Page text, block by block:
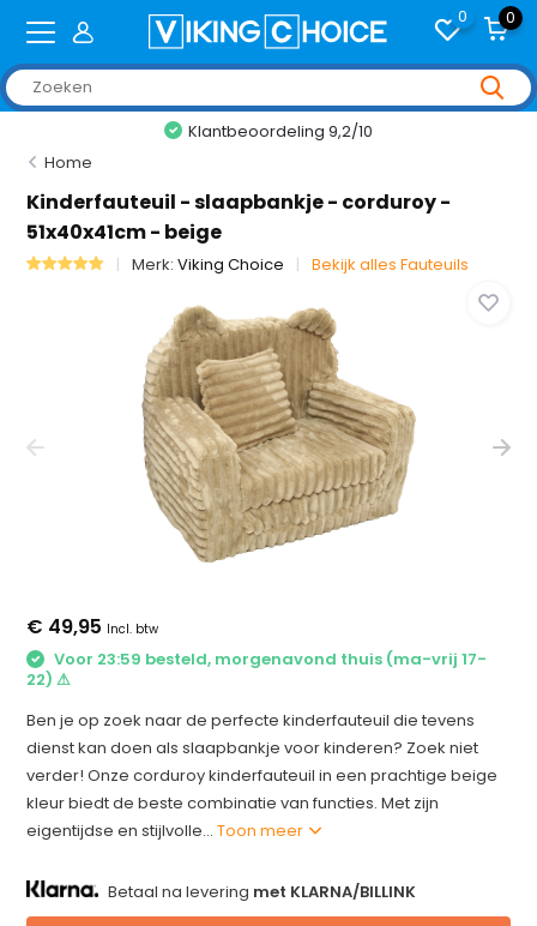
0 0
Klantbeoordeling 9,2/10
Home
Kinderfauteuil - slaapbankje - corduroy -
51x40x41cm - beige
Merk:Viking Choice Bekijk alles Fauteuils
€ 49,95 Incl. btw
Voor 23:59 besteld, morgenavond thuis (ma-vrij 17-
22) ⚠
Ben je op zoek naar de perfecte kinderfauteuil die tevens
dienst kan doen als slaapbankje voor kinderen? Zoek niet
verder! Onze corduroy kinderfauteuil in een prachtige beige
kleur biedt de beste combinatie van functies. Met zijn
eigentijdse en stijlvolle...Toon meer
Betaal na levering met KLARNA/BILLINK